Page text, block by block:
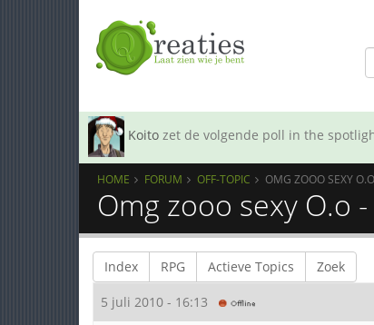
Koito zet de volgende poll in the
HOME FORUM OFF-TOPIC OMG ZOOO SEXY O.O
Omg zooo sexy O.o
Index RPG Actieve Topics Zoek
5 juli 2010 - 16:13